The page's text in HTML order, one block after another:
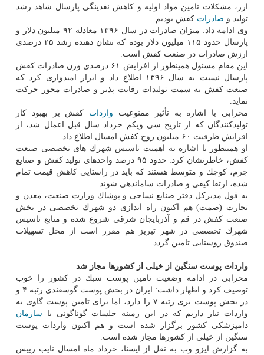
ارز، مشكلات تامین مواد اولیه و كاهش نقدینگی پارسال شاهد رشد
تولید و صادرات كفش بودیم.
وی ادامه داد: میزان صادرات در سال ۱۳۹۶ معادله ۹۲ میلیون دلار و
پارسال حدود ۱۱۵ میلیون دلار بوده كه نشان دهنده رشد ۲۵ درصدی
ارزش صادرات در صنعت كفش است.
این مقام مسئول همینطور از افزایش ۶۱ درصدی وزن صادرات كفش
پارسال نسبت به سال ۱۳۹۶ اطلاع داد و ابراز امیدواری كرد كه
صنعت كفش به سمت تولیدات رقابت پذیر و صادرات محور حركت
نماید.
محرابی با اشاره به تأثیر ممنوعیت واردات كفش بر بهبود كار
تولیدكنندگان كه از تاریخ سی ویكم خرداد سال قبل اعمال شد، از
افزایش ظرفیت ۶۰ میلیون زوج كفش امسال اطلاع داد.
او همینطور با اشاره به اهمیت تاسیس شهرك های تخصصی صنعت
كفش، خاطرنشان كرد: حدود ۹۵ درصد واحدهای تولید كفش و صنایع
چرم، كوچك و متوسط هستند كه باید در راستایی كاهش قیمت تمام
شده، ارتقا كیفی و صادرات ساماندهی شوند.
به قول مدیركل دفتر صنایع نساجی و پوشاك وزارت صنعت، معدن و
تجارت (صمت) هم اكنون راه اندازی دو شهرك تخصصی در بخش
صنعت كفش در قم و آذربایجان شرقی شروع شده و منابع تاسیس
شهرك تخصصی در شهر تبریز هم مقرر است از محل تسهیلات
صندوق روستایی تامین گردد.
واردات پوست سنگین از خیلی از كشورها مجاز شد
محرابی در ادامه وضعیت تامین پوست سبك در كشور را خوب
توصیف كرد و اظهار داشت: ایران در بخش پوست گوسفندی رتبه ۴ و
در بخش پوست بزی رتبه ۷ را دارد، اما برای تامین پوست گاوی به
واردات نیاز داریم كه در این زمینه جلسات گوناگونی با سازمان
دامپزشكی كشور برگزار شده است و هم اكنون واردات پوست
سنگین از خیلی از كشورها مجاز شده است.
به گزارش ایزو وب به نقل از ایسنا، خرداد ماه امسال نایب رییس